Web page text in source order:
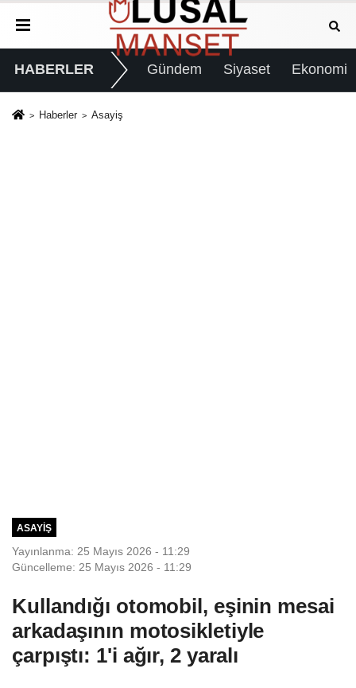
HABERLER Gündem Siyaset Ekonomi
Haberler Asayiş
ASAYIŞ
Yayınlanma: 25 Mayıs 2026 - 11:29
Güncelleme: 25 Mayıs 2026 - 11:29
Kullandığı otomobil, eşinin mesai
arkadaşının motosikletiyle
çarpıştı: 1'i ağır, 2 yaralı